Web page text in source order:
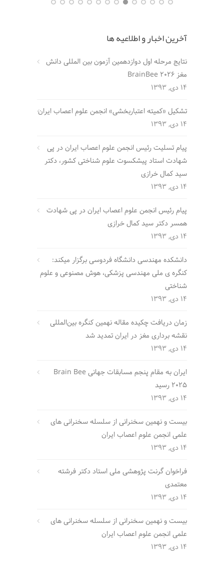
آخرین اخبار و اطلاعیه ها
نتایج مرحله اول دوازدهمین آزمون بین المللی دانش
مغز BrainBee 2026
14 دی, 1393
تشکیل «کمیته اعتباربخشی» انجمن علوم اعصاب ایران
14 دی, 1393
پیام تسلیت رئیس انجمن علوم اعصاب ایران در پی
شهادت استاد پیشکسوت علوم شناختی کشور، دکتر
سید کمال خرازی
14 دی, 1393
پیام رئیس انجمن علوم اعصاب ایران در پی شهادت
همسر دکتر سید کمال خرازی
14 دی, 1393
دانشکده مهندسی دانشگاه فردوسی برگزار میکند:
کنگره ی ملی مهندسی پزشکی، هوش مصنوعی و علوم
شناختی
14 دی, 1393
زمان دریافت چکیده مقاله نهمین کنگره بین‌المللی
نقشه برداری مغز در ایران تمدید شد
14 دی, 1393
ایران به مقام پنجم مسابقات جهانی Brain Bee
2025 رسید
14 دی, 1393
بیست و نهمین سخنرانی از سلسله سخنرانی های
علمی انجمن علوم اعصاب ایران
14 دی, 1393
فراخوان گرنت پژوهشی ملی استاد دکتر فرشته
معتمدی
14 دی, 1393
بیست و نهمین سخنرانی از سلسله سخنرانی های
علمی انجمن علوم اعصاب ایران
14 دی, 1393